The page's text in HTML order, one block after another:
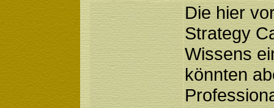
Die hier
Strategy
Wissens
könnten